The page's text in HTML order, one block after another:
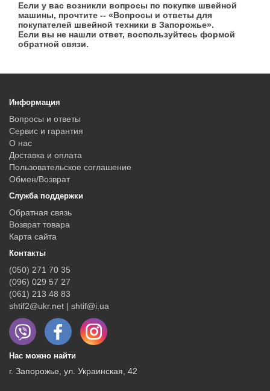
Если у вас возникли вопросы по покупке швейной
машины, прочтите -- «Вопросы и ответы для
покупателей швейной техники в Запорожье».
Если вы не нашли ответ, воспользуйтесь формой
обратной связи.
Информация
Вопросы и ответы
Сервис и гарантия
О нас
Доставка и оплата
Пользовательское соглашение
Обмен/Возврат
Служба поддержки
Обратная связь
Возврат товара
Карта сайта
Контакты
(050) 271 70 35
(096) 029 57 27
(061) 213 48 83
shtif2@ukr.net | shtif@i.ua
Нас можно найти
г. Запорожье, ул. Украинская, 42